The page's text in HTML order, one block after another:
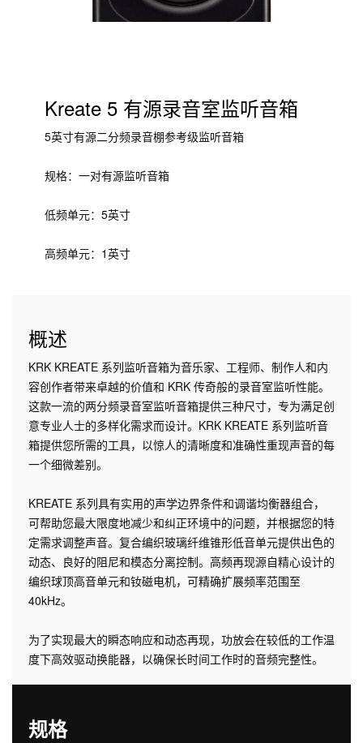
Kreate 5 有源录音室监听音箱
5英寸有源二分频录音棚参考级监听音箱
规格：一对有源监听音箱
低频单元：5英寸
高频单元：1英寸
概述
KRK KREATE 系列监听音箱为音乐家、工程师、制作人和内
容创作者带来卓越的价值和 KRK 传奇般的录音室监听性能。
这款一流的两分频录音室监听音箱提供三种尺寸，专为满足创
意专业人士的多样化需求而设计。KRK KREATE 系列监听音
箱提供您所需的工具，以惊人的清晰度和准确性重现声音的每
一个细微差别。
KREATE 系列具有实用的声学边界条件和调谐均衡器组合，
可帮助您最大限度地减少和纠正环境中的问题，并根据您的特
定需求调整声音。复合编织玻璃纤维锥形低音单元提供出色的
动态、良好的阻尼和模态分离控制。高频再现源自精心设计的
编织球顶高音单元和钕磁电机，可精确扩展频率范围至
40kHz。
为了实现最大的瞬态响应和动态再现，功放会在较低的工作温
度下高效驱动换能器，以确保长时间工作时的音频完整性。
规格